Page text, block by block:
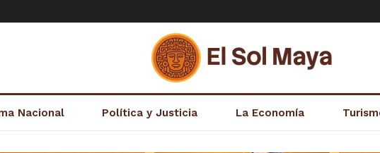
Nacional Política y Justicia La Economía